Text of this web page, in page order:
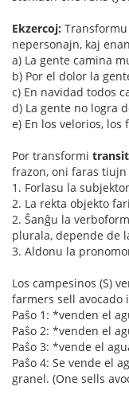
Ekzercoj:
nepersonajn, kaj
a) La gente camina
b) Por el dolor la
c) En navidad todos
d) La gente no logra
e) En los velorios,
Por transformi
frazon, oni faras tiujn
1. Forlasu la
2. La rekta objekto
2. Ŝanĝu la
plurala, depende de
3. Aldonu la
Los campesinos (S)
farmers sell avocado
Paŝo 1: *venden el
Paŝo 2: *venden el
Paŝo 3: *vende el
Paŝo 4: Se vende el
granel. (One sells